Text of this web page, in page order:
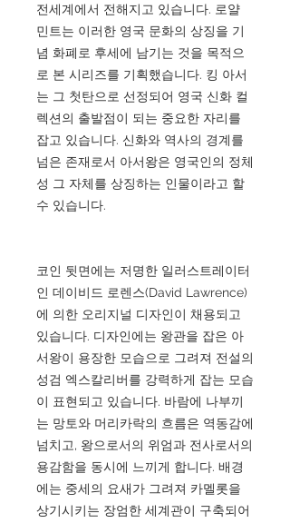
전세계에서 전해지고 있습니다. 로얄
민트는 이러한 영국 문화의 상징을 기
념 화폐로 후세에 남기는 것을 목적으
로 본 시리즈를 기획했습니다. 킹 아서
는 그 첫탄으로 선정되어 영국 신화 컬
렉션의 출발점이 되는 중요한 자리를
잡고 있습니다. 신화와 역사의 경계를
넘은 존재로서 아서왕은 영국인의 정체
성 그 자체를 상징하는 인물이라고 할
수 있습니다.
코인 뒷면에는 저명한 일러스트레이터
인 데이비드 로렌스(David Lawrence)
에 의한 오리지널 디자인이 채용되고
있습니다. 디자인에는 왕관을 잡은 아
서왕이 용장한 모습으로 그려져 전설의
성검 엑스칼리버를 강력하게 잡는 모습
이 표현되고 있습니다. 바람에 나부끼
는 망토와 머리카락의 흐름은 역동감에
넘치고, 왕으로서의 위엄과 전사로서의
용감함을 동시에 느끼게 합니다. 배경
에는 중세의 요새가 그려져 카멜롯을
상기시키는 장엄한 세계관이 구축되어